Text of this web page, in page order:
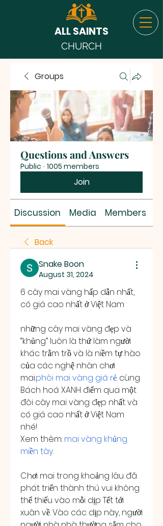
ALL SAINTS
CHURCH
Groups
Questions and Answers
Public · 1005 members
Join
Discussion Media Members
Back
Snake Boon
August 31, 2024
6 cây mai vàng hấp dẫn nhất,
có giá cao nhất ở Việt Nam
những cây mai vàng đẹp và
“khủng” luôn là thứ làm người
khác trằm trồ và là niềm tự hào
của các nghệ nhân chơi
mai.phôi mai vàng giá rẻ. cùng
Bách hoá XANH điểm qua một
đôi cây mai vàng đẹp nhất và
có giá cao nhất ở Việt Nam
nhé!
Xem thêm: mai vàng khủng
miền tây.
Chơi mai trong khoảng lâu đã
phát triển thành thú vui không
thể thiếu vào mỗi dịp Tết tới
xuân về. Vào các dịp này, người